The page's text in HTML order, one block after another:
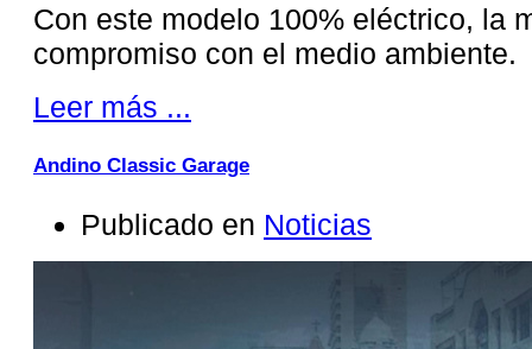
Con este modelo 100% eléctrico, la
compromiso con el medio ambiente.
Leer más ...
Andino Classic Garage
Publicado en Noticias